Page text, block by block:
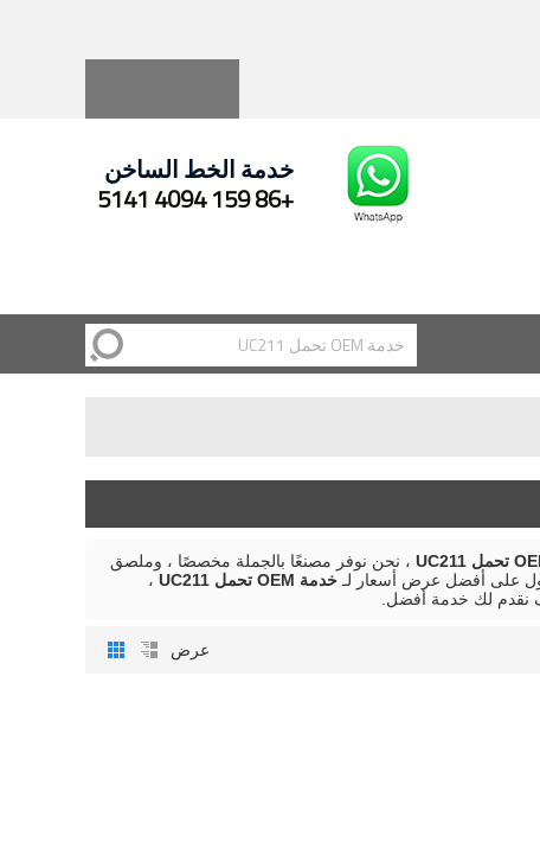
خدمة الخط الساخن
+86 159 4094 5141
، نحن نوفر مصنعًا بالجملة مخصصًا ، وملصق
على أفضل عرض أسعار لـ خدمة OEM تحمل UC211
،
لك خدمة أفضل.
عرض